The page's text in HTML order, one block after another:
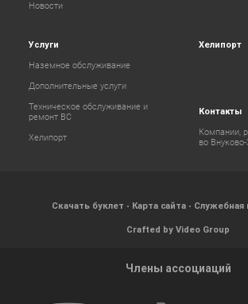
Новости
Услуги
Наземное обслуживание
Дополнительные услуги
Техническое обслуживание и
ремонт ВС
Хелипорт
Хелипорт
Контакты
Компании,
во Внуково-
Скачать буклет Карта сайта
Crafted by Video Group
Члены ассоциаций